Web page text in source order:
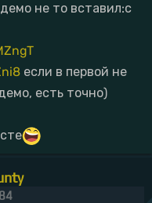
не то вставил:с
если в первой не
есть точно)